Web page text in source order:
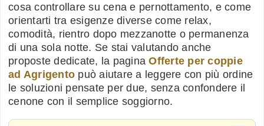
cosa controllare su cena e pernottamento, e come
orientarti tra esigenze diverse come relax,
comodità, rientro dopo mezzanotte o permanenza
di una sola notte. Se stai valutando anche
proposte dedicate, la paginaOfferte per coppie
ad Agrigento può aiutare a leggere con più ordine
le soluzioni pensate per due, senza confondere il
cenone con il semplice soggiorno.